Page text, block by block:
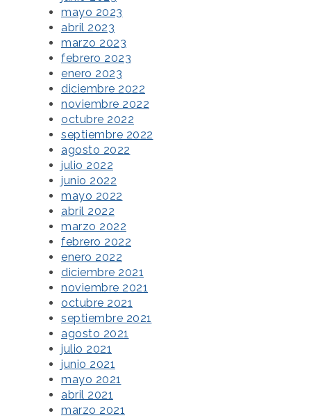
mayo 2023
abril 2023
marzo 2023
febrero 2023
enero 2023
diciembre 2022
noviembre 2022
octubre 2022
septiembre 2022
agosto 2022
julio 2022
junio 2022
mayo 2022
abril 2022
marzo 2022
febrero 2022
enero 2022
diciembre 2021
noviembre 2021
octubre 2021
septiembre 2021
agosto 2021
julio 2021
junio 2021
mayo 2021
abril 2021
marzo 2021